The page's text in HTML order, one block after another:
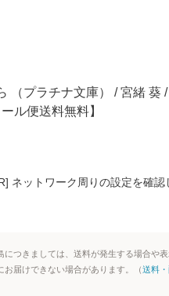
（プラチナ文庫） / 宮緒 葵
ル便送料無料】
ネットワーク周りの設定を確認
つきましては、送料が発生する場合や
お届けできない場合があります。（送料